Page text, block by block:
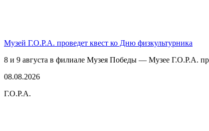
Музей Г.О.Р.А. проведет квест ко Дню физкультурника
8 и 9 августа в филиале Музея Победы — Музее Г.О.Р.А.
08.08.2026
Г.О.Р.А.